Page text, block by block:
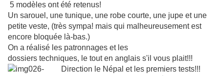
5 modèles ont été retenus!
Un sarouel, une tunique, une robe courte, une jupe et une
petite veste, (très sympa! mais qui malheureusement est
encore bloquée là-bas.)
On a réalisé les patronnages et les
dossiers techniques, le tout en anglais s'il vous plait!!!
Direction le Népal et les premiers tests!!!